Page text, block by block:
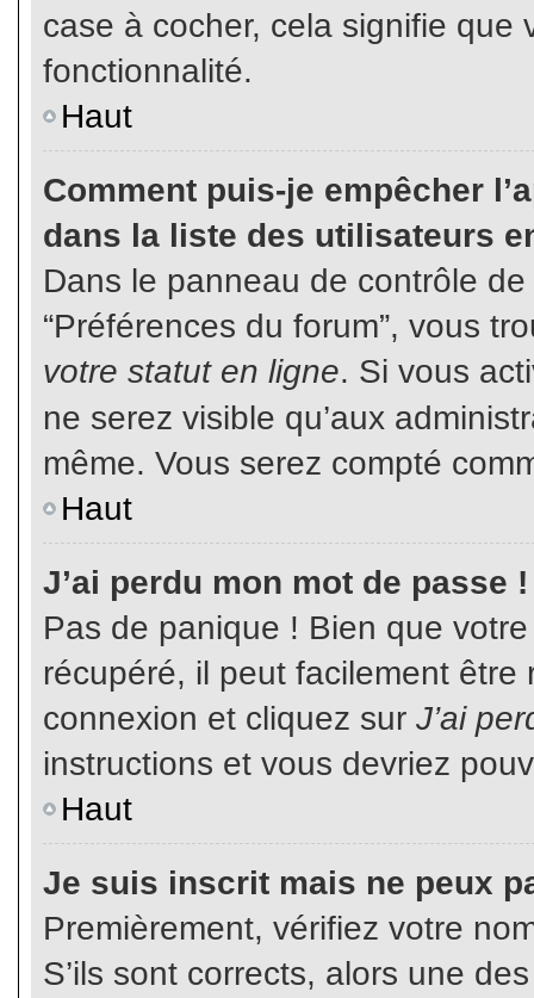
case à cocher, cela signifie que
fonctionnalité.
Haut
Comment puis-je empêcher
dans la liste des utilisateurs
Dans le panneau de contrôle
“Préférences du forum”, vous
votre statut en ligne. Si vous
ne serez visible qu’aux
même. Vous serez compté
Haut
J’ai perdu mon mot de passe !
Pas de panique ! Bien que
récupéré, il peut facilement
connexion et cliquez sur J’ai
instructions et vous devriez
Haut
Je suis inscrit mais ne peux
Premièrement, vérifiez votre
S’ils sont corrects, alors une